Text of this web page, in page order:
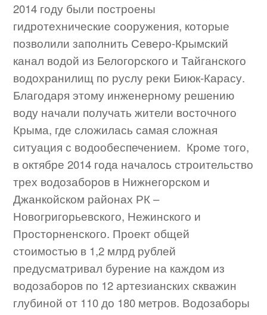
2014 году были построены
гидротехнические сооружения, которые
позволили заполнить Северо-Крымский
канал водой из Белогорского и Тайганского
водохранилищ по руслу реки Биюк-Карасу.
Благодаря этому инженерному решению
воду начали получать жители восточного
Крыма, где сложилась самая сложная
ситуация с водообеспечением. Кроме того,
в октябре 2014 года началось строительство
трех водозаборов в Нижнегорском и
Джанкойском районах РК –
Новогригорьевского, Нежинского и
Просторненского. Проект общей
стоимостью в 1,2 млрд рублей
предусматривал бурение на каждом из
водозаборов по 12 артезианских скважин
глубиной от 110 до 180 метров. Водозаборы